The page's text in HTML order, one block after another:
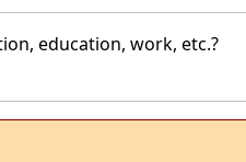
education, work, etc.?